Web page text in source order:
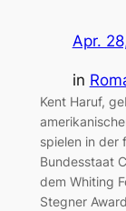
Apr.
in
Kent Haruf,
spielen in der
Bundesstaat
dem Whiting
Stegner